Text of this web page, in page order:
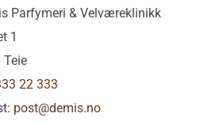
Parfymeri & Velværeklinikk
1
Teie
22 333
post@demis.no